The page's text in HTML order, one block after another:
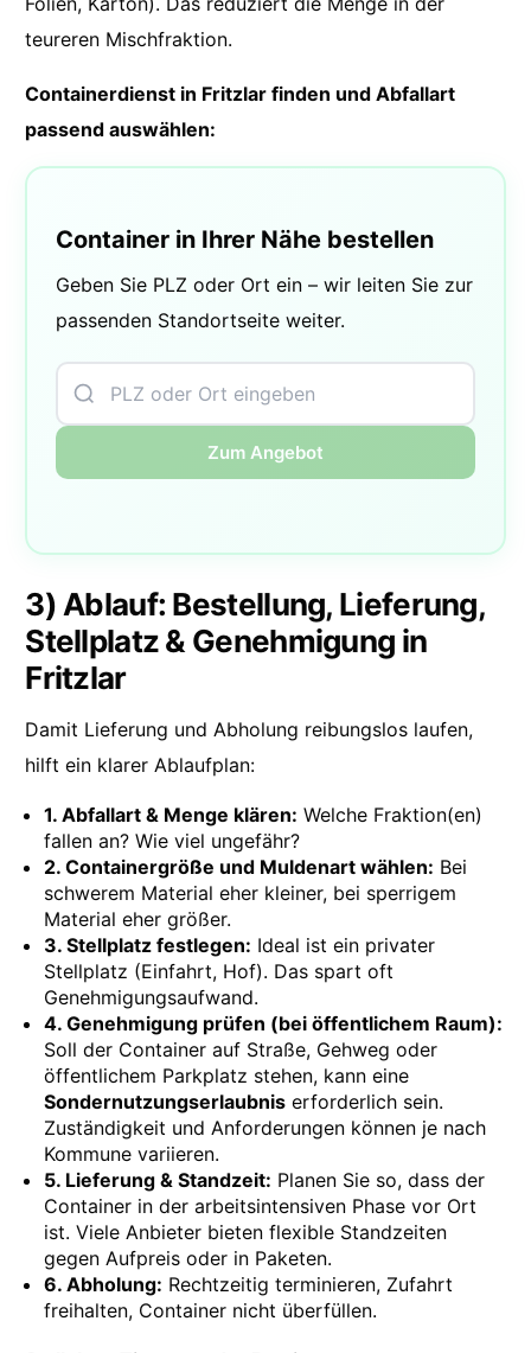
teureren Mischfraktion.
Containerdienst in Fritzlar finden und Abfallart
passend auswählen:
Container in Ihrer Nähe bestellen
Geben Sie PLZ oder Ort ein – wir leiten Sie zur
passenden Standortseite weiter.
Zum Angebot
3) Ablauf: Bestellung, Lieferung,
Stellplatz & Genehmigung in
Fritzlar
Damit Lieferung und Abholung reibungslos laufen,
hilft ein klarer Ablaufplan:
1. Abfallart & Menge klären: Welche Fraktion(en)
fallen an? Wie viel ungefähr?
2. Containergröße und Muldenart wählen: Bei
schwerem Material eher kleiner, bei sperrigem
Material eher größer.
3. Stellplatz festlegen: Ideal ist ein privater
Stellplatz (Einfahrt, Hof). Das spart oft
Genehmigungsaufwand.
4. Genehmigung prüfen (bei öffentlichem Raum):
Soll der Container auf Straße, Gehweg oder
öffentlichem Parkplatz stehen, kann eine
Sondernutzungserlaubnis erforderlich sein.
Zuständigkeit und Anforderungen können je nach
Kommune variieren.
5. Lieferung & Standzeit: Planen Sie so, dass der
Container in der arbeitsintensiven Phase vor Ort
ist. Viele Anbieter bieten flexible Standzeiten
gegen Aufpreis oder in Paketen.
6. Abholung: Rechtzeitig terminieren, Zufahrt
freihalten, Container nicht überfüllen.